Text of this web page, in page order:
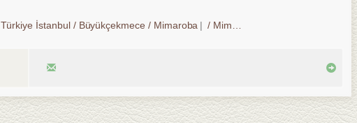
Türkiye İstanbul / Büyükçekmece / Mimaroba / Mimarsinan Merkez Mah.